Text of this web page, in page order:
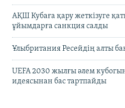
АҚШ Кубаға қару жеткізуге
ұйымдарға санкция салды
Ұлыбритания Ресейдің алты
UEFA 2030 жылғы әлем
идеясынан бас тартпайды